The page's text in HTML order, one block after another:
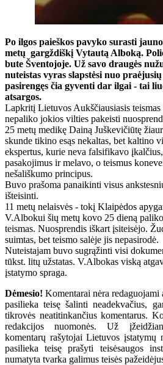
Po ilgos paieškos pavyko surasti
metų gargždiškį Vytautą Alboką.
bute Šventojoje. Už savo draugės
nuteistas vyras slapstėsi nuo
pasirengęs čia gyventi dar ilgai - tai
atsargos.
Lapkritį Lietuvos Aukščiausiasis
nepaliko jokios vilties pakeisti
25 metų medikę Dainą Juškevičiūtę
skunde tikino esąs nekaltas, bet kaltino
ekspertus, kurie neva falsifikavo
pasakojimus ir melavo, o teismus
nešališkumo principus.
Buvo prašoma panaikinti visus
išteisinti.
11 metų nelaisvės - tokį Klaipėdos
V.Albokui šių metų kovo 25 dieną
teismas. Nuosprendis iškart įsiteisėjo.
suimtas, bet teismo salėje jis nepasirodė.
Nuteistajam buvo sugrąžinti visi
tūkst. litų užstatas. V.Albokas viską
įstatymo spraga.
Dėmesio! Komentarai nėra
pasilieka teisę šalinti neadekvačius,
tikrovės neatitinkančius komentarus.
redakcijos nuomonės. Už
komentarų rašytojai Lietuvos įstatymų
pasilieka teisę prašyti teisėsaugos
numatyta tvarka galimus teisės